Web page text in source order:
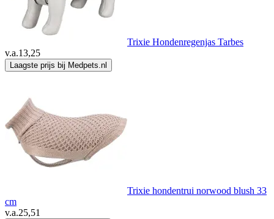
Trixie Hondenregenjas Tarbes
v.a.13,25
Laagste prijs bij Medpets.nl
Trixie hondentrui norwood blush 33
cm
v.a.25,51